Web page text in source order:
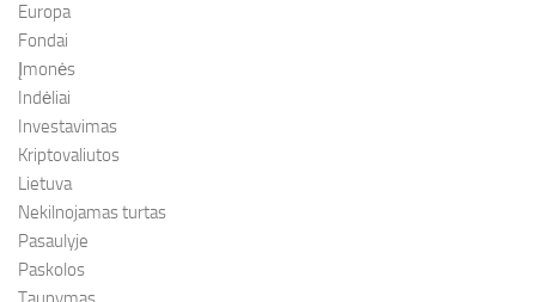
Europa
Fondai
Įmonės
Indėliai
Investavimas
Kriptovaliutos
Lietuva
Nekilnojamas turtas
Pasaulyje
Paskolos